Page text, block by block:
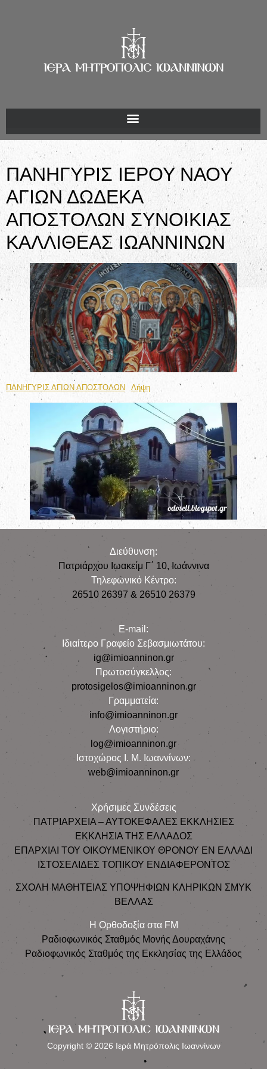
ΠΑΝΗΓΥΡΙΣ ΙΕΡΟΥ ΝΑΟΥ
ΑΓΙΩΝ ΔΩΔΕΚΑ
ΑΠΟΣΤΟΛΩΝ ΣΥΝΟΙΚΙΑΣ
ΚΑΛΛΙΘΕΑΣ ΙΩΑΝΝΙΝΩΝ
ΠΑΝΗΓΥΡΙΣ ΑΓΙΩΝ ΑΠΟΣΤΟΛΩΝ Λήψη
Διεύθυνση:
Πατριάρχου Ιωακείμ Γ΄ 10, Iωάννινα
Τηλεφωνικό Κέντρο:
26510 26397 & 26510 26379
E-mail:
Iδιαίτερο Γραφείο Σεβασμιωτάτου:
ig@imioanninon.gr
Πρωτοσύγκελλος:
protosigelos@imioanninon.gr
Γραμματεία:
info@imioanninon.gr
Λογιστήριο:
log@imioanninon.gr
Ιστοχώρος Ι. Μ. Ιωαννίνων:
web@imioanninon.gr
Χρήσιμες Συνδέσεις
ΠΑΤΡΙΑΡΧΕΙΑ – ΑΥΤΟΚΕΦΑΛΕΣ ΕΚΚΛΗΣΙΕΣ
ΕΚΚΛΗΣΙΑ ΤΗΣ ΕΛΛΑΔΟΣ
ΕΠΑΡΧΙΑΙ ΤΟΥ ΟΙΚΟΥΜΕΝΙΚΟΥ ΘΡΟΝΟΥ ΕΝ ΕΛΛΑΔΙ
ΙΣΤΟΣΕΛΙΔΕΣ ΤΟΠΙΚΟΥ ΕΝΔΙΑΦΕΡΟΝΤΟΣ
ΣΧΟΛΗ ΜΑΘΗΤΕΙΑΣ ΥΠΟΨΗΦΙΩΝ ΚΛΗΡΙΚΩΝ ΣΜΥΚ
ΒΕΛΛΑΣ
Η Ορθοδοξία στα FM
Ραδιοφωνικός Σταθμός Μονής Δουραχάνης
Ραδιοφωνικός Σταθμός της Εκκλησίας της Ελλάδος
Copyright © 2026 Ιερά Μητρόπολις Ιωαννίνων